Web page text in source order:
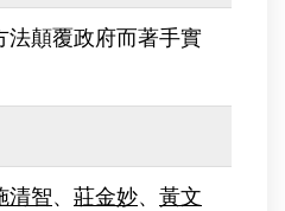
法顛覆政府而著手實
清智、 莊金妙、 黃文